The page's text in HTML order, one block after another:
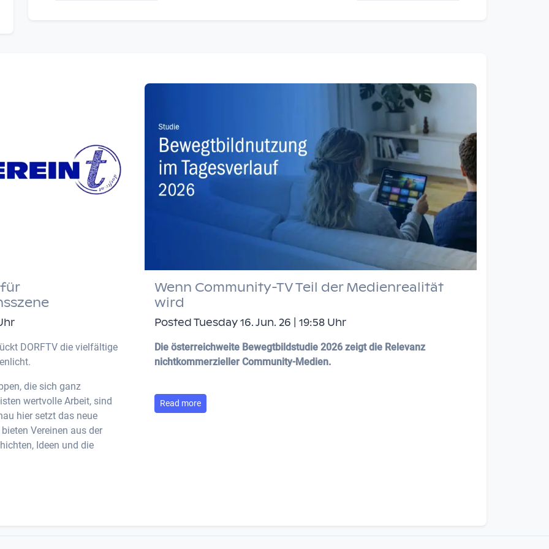
DORFTV die vielfältige
die sich ganz
wertvolle Arbeit, sind
hier setzt das neue
Vereinen aus der
Ideen und die
Wenn Community-TV Teil der Medienrealität
wird
Posted Tuesday 16. Jun. 26 | 19:58 Uhr
Die österreichweite Bewegtbildstudie 2026 zeigt die Relevanz
nichtkommerzieller Community-Medien.
Read more